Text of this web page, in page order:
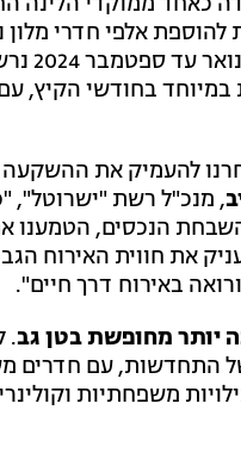
להוספת אלפי חדרי
2024 נרשמו באילת
להעמיק את
, מנכ"ל רשת "ישרוטל",
הנכסים, הטמענו
את חווית האירוח
באירוח דרך חיים".
יותר מחופשת בטן גב.
של התחדשות, עם חדרים
משפחתיות